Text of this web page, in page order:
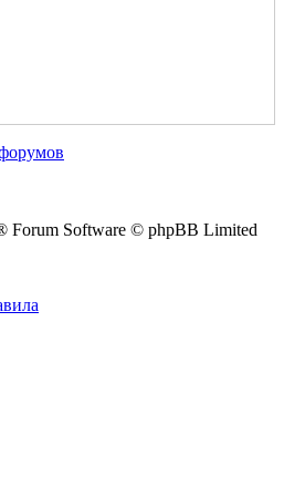
Forum Software © phpBB Limited